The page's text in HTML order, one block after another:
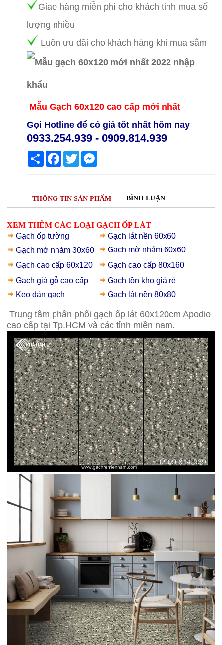
Giao hàng miễn phí cho khách tỉnh mua số
lượng nhiều
Luôn ưu đãi cho khách hàng khi mua sắm
Mẫu Gạch 60x120 cao cấp mới nhất
Gọi Hotline để có giá tốt nhất hôm nay
0933.254.939 - 0909.814.939
Share Facebook
Twitter
THÔNG TIN SẢN PHẨM BÌNH LUẬN
XEM THÊM CÁC LOẠI GẠCH ỐP LÁT
Gạch ốp tường
Gạch lát nền 60x60
Gạch mờ nhám 30x60
Gạch mờ nhám 60x60
Gạch cao cấp 60x120
Gạch cao cấp 80x160
Gạch giả gỗ cao cấp Gạch tồn kho giá rẻ
Keo dán gạch
Gạch lát nền 80x80
Trung tâm phân phối gạch ốp lát 60x120cm Apodio
cao cấp tại Tp.HCM và các tỉnh miền nam.